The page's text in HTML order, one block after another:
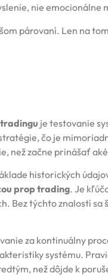
nie emocionálne
párovaní. Len na
je testovanie
čo je
než začne prinášať
historických
prop trading. Je
Bez týchto znalostí sa
za kontinuálny
systému.
než dôjde k